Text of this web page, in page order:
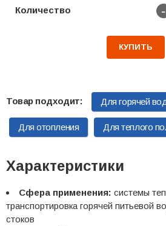
Количество -
КУПИТЬ
Для горячей
Для отопления Для теплого
Характеристики
Сфера применения: системы
транспортировка горячей питьевой
стоков